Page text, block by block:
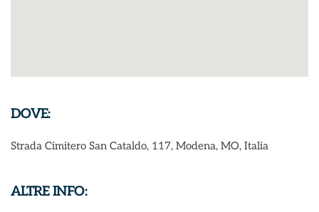
DOVE:
Strada Cimitero San Cataldo, 117, Modena, MO, Italia
ALTRE INFO: